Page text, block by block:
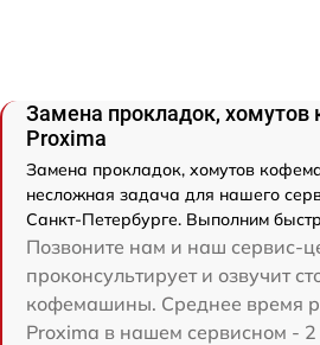
Замена прокладок,
Proxima
Замена прокладок, хомутов
несложная задача для нашего
Санкт-Петербурге. Выполним
Позвоните нам и наш сервис-
проконсультирует и озвучит
кофемашины. Среднее время
Proxima в нашем сервисном - 2